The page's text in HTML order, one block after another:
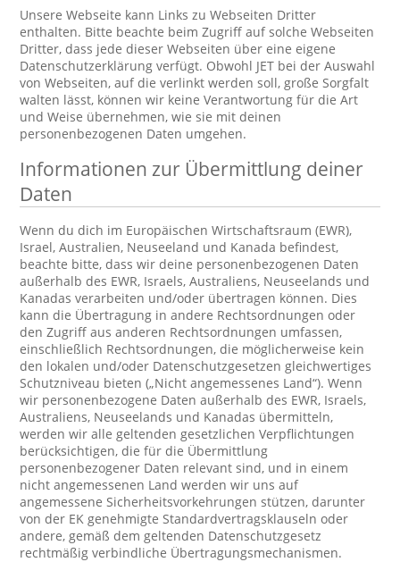
Unsere Webseite kann Links zu Webseiten Dritter
enthalten. Bitte beachte beim Zugriff auf solche Webseiten
Dritter, dass jede dieser Webseiten über eine eigene
Datenschutzerklärung verfügt. Obwohl JET bei der Auswahl
von Webseiten, auf die verlinkt werden soll, große Sorgfalt
walten lässt, können wir keine Verantwortung für die Art
und Weise übernehmen, wie sie mit deinen
personenbezogenen Daten umgehen.
Informationen zur Übermittlung deiner
Daten
Wenn du dich im Europäischen Wirtschaftsraum (EWR),
Israel, Australien, Neuseeland und Kanada befindest,
beachte bitte, dass wir deine personenbezogenen Daten
außerhalb des EWR, Israels, Australiens, Neuseelands und
Kanadas verarbeiten und/oder übertragen können. Dies
kann die Übertragung in andere Rechtsordnungen oder
den Zugriff aus anderen Rechtsordnungen umfassen,
einschließlich Rechtsordnungen, die möglicherweise kein
den lokalen und/oder Datenschutzgesetzen gleichwertiges
Schutzniveau bieten („Nicht angemessenes Land“). Wenn
wir personenbezogene Daten außerhalb des EWR, Israels,
Australiens, Neuseelands und Kanadas übermitteln,
werden wir alle geltenden gesetzlichen Verpflichtungen
berücksichtigen, die für die Übermittlung
personenbezogener Daten relevant sind, und in einem
nicht angemessenen Land werden wir uns auf
angemessene Sicherheitsvorkehrungen stützen, darunter
von der EK genehmigte Standardvertragsklauseln oder
andere, gemäß dem geltenden Datenschutzgesetz
rechtmäßig verbindliche Übertragungsmechanismen.